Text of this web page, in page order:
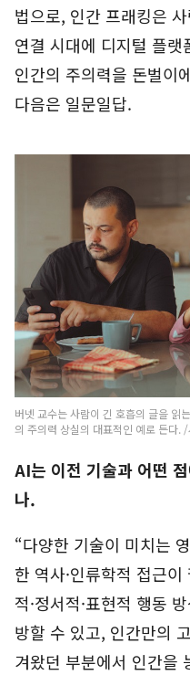
법으로, 인간 프래킹은
연결 시대에 디지털 플
인간의 주의력을 돈벌이
다음은 일문일답.
버넷 교수는 사람이 긴 호흡의 글을 읽
의 주의력 상실의 대표적인 예로 든다.
AI는 이전 기술과 어떤
나.
“다양한 기술이 미치는
한 역사·인류학적 접근
적·정서적·표현적 행동
방할 수 있고, 인간만의
겨왔던 부분에서 인간을